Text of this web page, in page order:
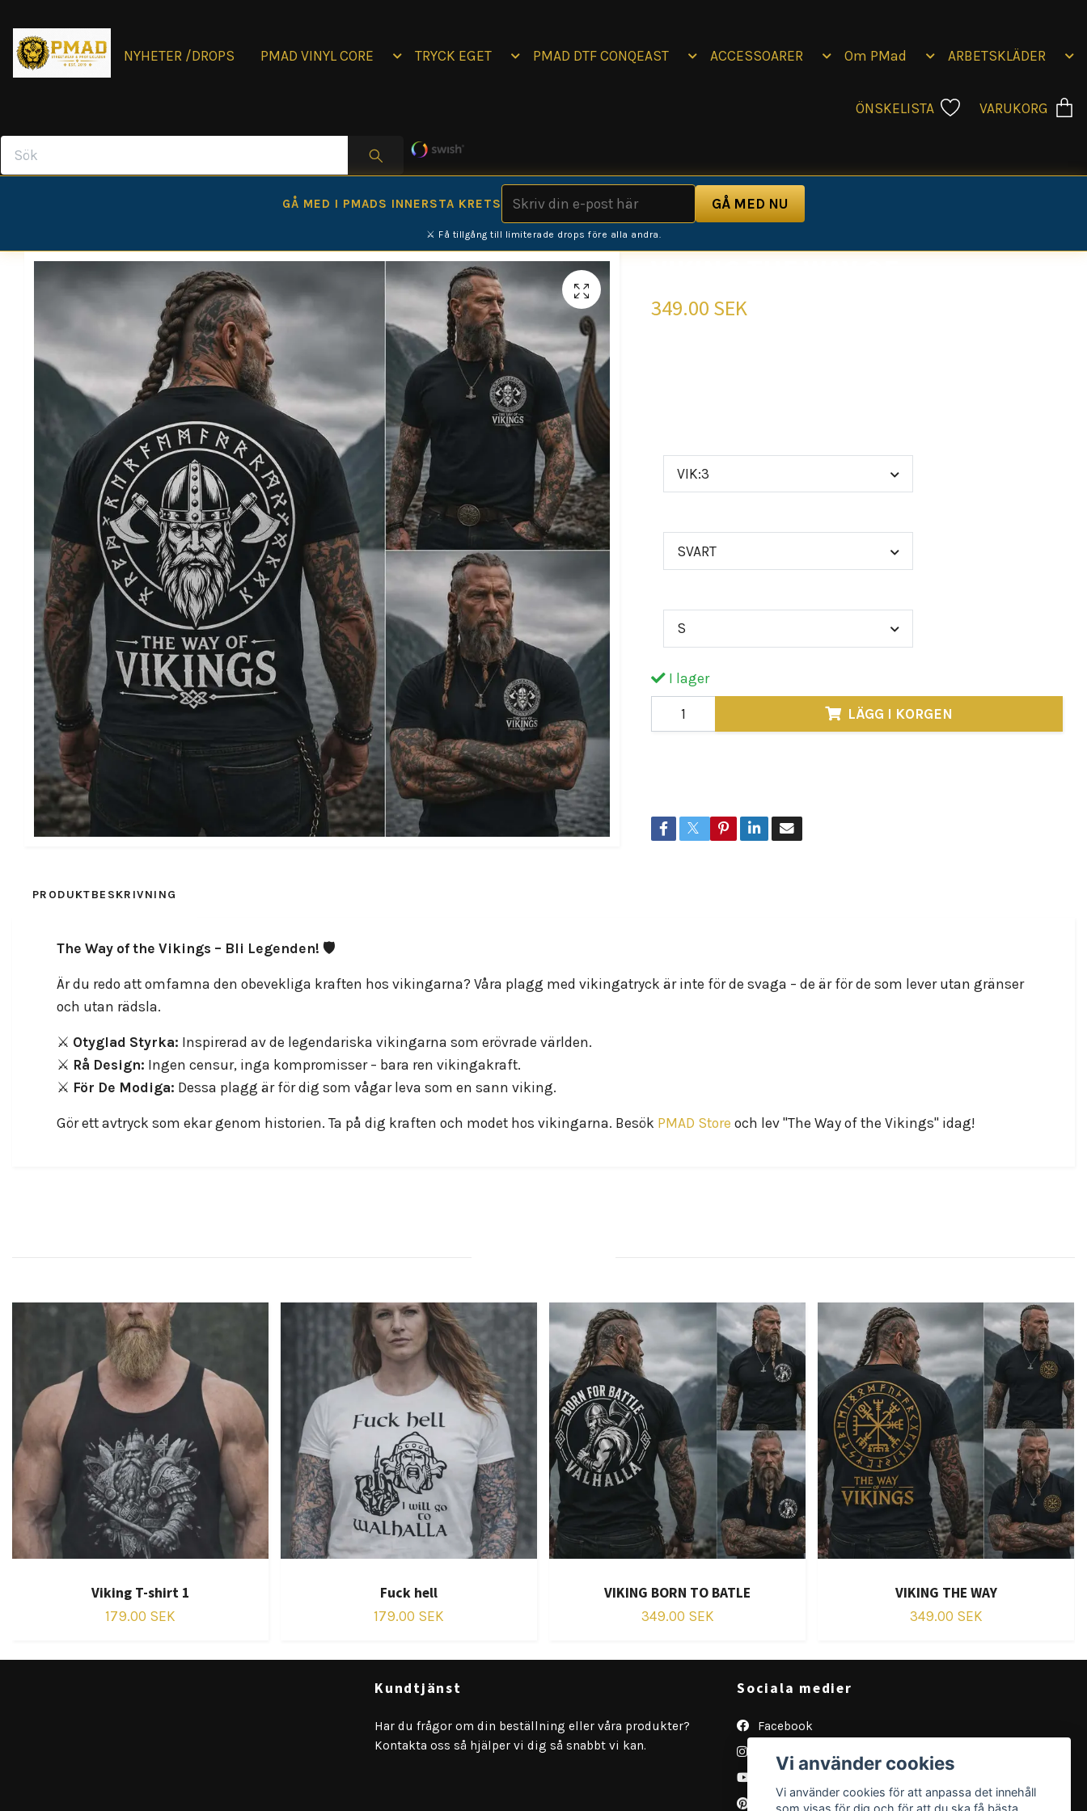
NYHETER /DROPS PMAD VINYL CORE TRYCK EGET PMAD DTF CONQEAST ACCESSOARER Om PMad ARBETSKLÄDER
ÖNSKELISTA VARUKORG
GÅ MED I PMADS INNERSTA KRETS
⚔️ Få tillgång till limiterade drops före alla andra.
349.00 SEK
VIK:3
SVART
S
I lager
LÄGG I KORGEN
PRODUKTBESKRIVNING
The Way of the Vikings – Bli Legenden! 🛡️
Är du redo att omfamna den obevekliga kraften hos vikingarna? Våra plagg med vikingatryck är inte för de svaga – de är för de som lever utan gränser
och utan rädsla.
⚔️ Otyglad Styrka: Inspirerad av de legendariska vikingarna som erövrade världen.
⚔️ Rå Design: Ingen censur, inga kompromisser – bara ren vikingakraft.
⚔️ För De Modiga: Dessa plagg är för dig som vågar leva som en sann viking.
Gör ett avtryck som ekar genom historien. Ta på dig kraften och modet hos vikingarna. Besök PMAD Store och lev "The Way of the Vikings" idag!
Viking T-shirt 1
179.00 SEK
Fuck hell
179.00 SEK
VIKING BORN TO BATLE
349.00 SEK
VIKING THE WAY
349.00 SEK
Kundtjänst
Har du frågor om din beställning eller våra produkter?
Kontakta oss så hjälper vi dig så snabbt vi kan.
Sociala medier
Facebook
Pinterest
Vi använder cookies
Vi använder cookies för att anpassa det innehåll